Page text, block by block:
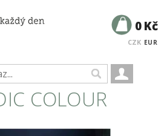
CZK EUR
0 Kč
COLOUR